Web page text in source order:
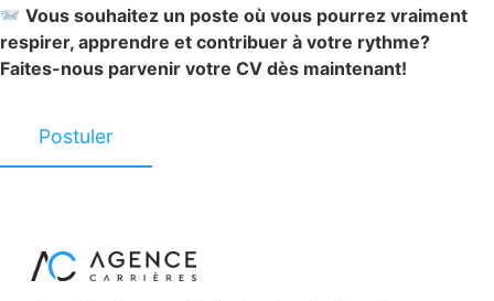
Vous souhaitez un poste où vous pourrez vraiment
respirer, apprendre et contribuer à votre rythme?
Faites-nous parvenir votre CV dès maintenant!